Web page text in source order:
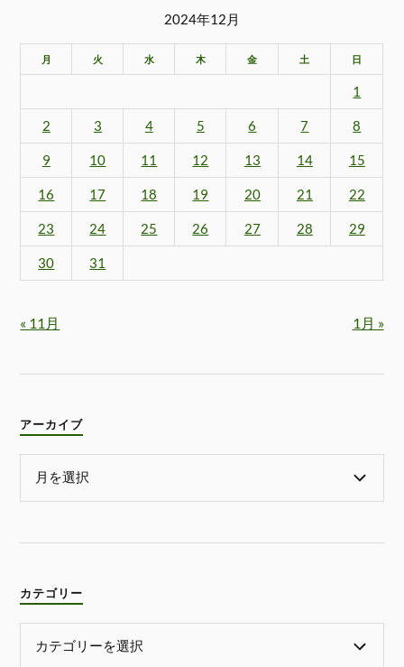
2024年12月
月 火 水 木 金 土 日
1
2 3 4 5 6 7 8
9 10 11 12 13 14 15
16 17 18 19 20 21 22
23 24 25 26 27 28 29
30 31
« 11月 1月 »
アーカイブ
カテゴリー